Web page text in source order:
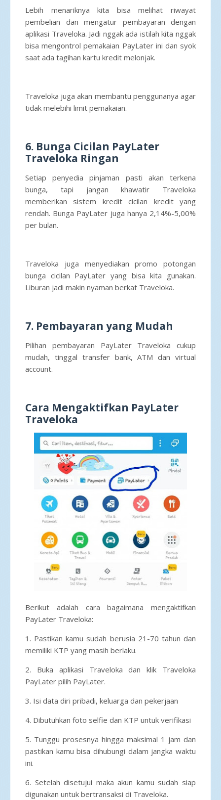
Lebih menariknya kita bisa melihat riwayat
pembelian dan mengatur pembayaran dengan
aplikasi Traveloka. Jadi nggak ada istilah kita nggak
bisa mengontrol pemakaian PayLater ini dan syok
saat ada tagihan kartu kredit melonjak.
Traveloka juga akan membantu penggunanya agar
tidak melebihi limit pemakaian.
6. Bunga Cicilan PayLater
Traveloka Ringan
Setiap penyedia pinjaman pasti akan terkena
bunga, tapi jangan khawatir Traveloka
memberikan sistem kredit cicilan kredit yang
rendah. Bunga PayLater juga hanya 2,14%-5,00%
per bulan.
Traveloka juga menyediakan promo potongan
bunga cicilan PayLater yang bisa kita gunakan.
Liburan jadi makin nyaman berkat Traveloka.
7. Pembayaran yang Mudah
Pilihan pembayaran PayLater Traveloka cukup
mudah, tinggal transfer bank, ATM dan virtual
account.
Cara Mengaktifkan PayLater
Traveloka
Berikut adalah cara bagaimana mengaktifkan
PayLater Traveloka:
1. Pastikan kamu sudah berusia 21-70 tahun dan
memiliki KTP yang masih berlaku.
2. Buka aplikasi Traveloka dan klik Traveloka
PayLater pilih PayLater.
3. Isi data diri pribadi, keluarga dan pekerjaan
4. Dibutuhkan foto selfie dan KTP untuk verifikasi
5. Tunggu prosesnya hingga maksimal 1 jam dan
pastikan kamu bisa dihubungi dalam jangka waktu
ini.
6. Setelah disetujui maka akun kamu sudah siap
digunakan untuk bertransaksi di Traveloka.